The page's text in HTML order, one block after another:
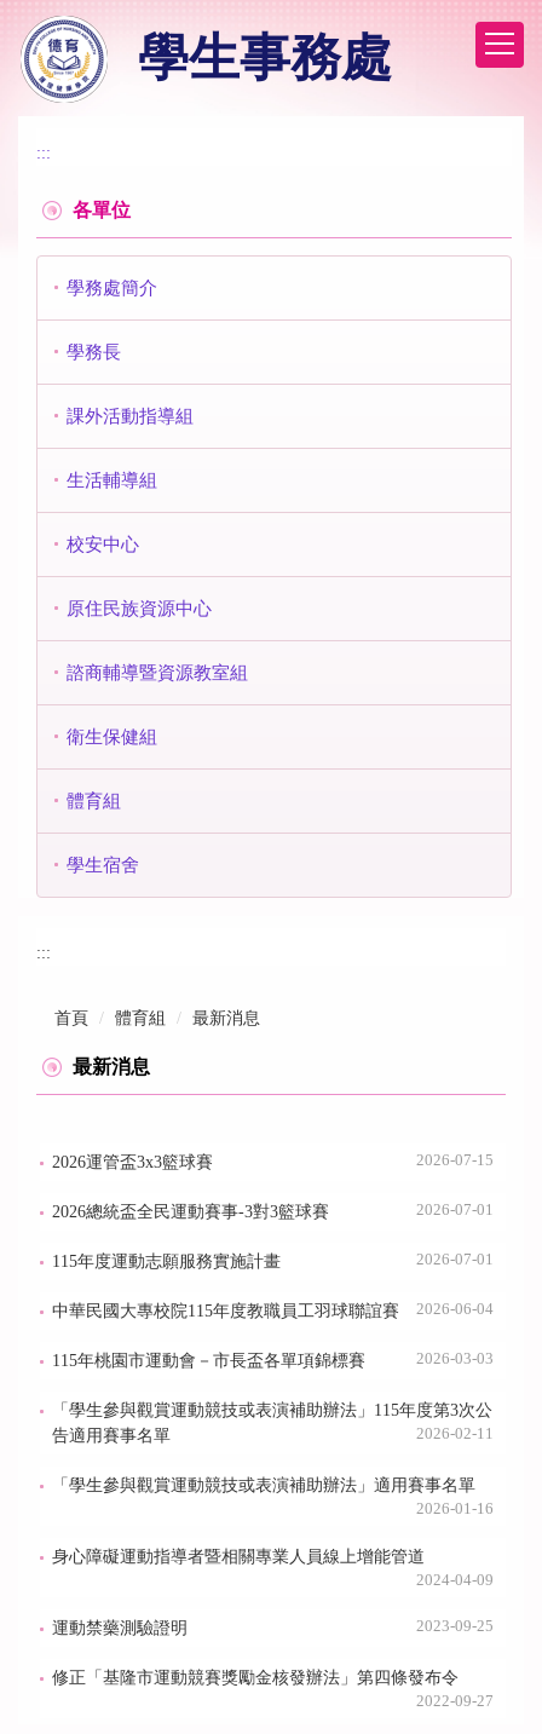
到
主
學生事務處
:::
各單位
學務處簡介
學務長
課外活動指導組
生活輔導組
校安中心
原住民族資源中心
諮商輔導暨資源教室組
衛生保健組
體育組
學生宿舍
:::
首頁 體育組 最新消息
最新消息
2026運管盃3x3籃球賽 2026-07-15
2026總統盃全民運動賽事-3對3籃球賽 2026-07-01
115年度運動志願服務實施計畫 2026-07-01
中華民國大專校院115年度教職員工羽球聯誼賽 2026-06-04
115年桃園市運動會－市長盃各單項錦標賽 2026-03-03
「學生參與觀賞運動競技或表演補助辦法」115年度第3次公
告適用賽事名單
2026-02-11
「學生參與觀賞運動競技或表演補助辦法」適用賽事名單
2026-01-16
身心障礙運動指導者暨相關專業人員線上增能管道
2024-04-09
運動禁藥測驗證明 2023-09-25
修正「基隆市運動競賽獎勵金核發辦法」第四條發布令
2022-09-27